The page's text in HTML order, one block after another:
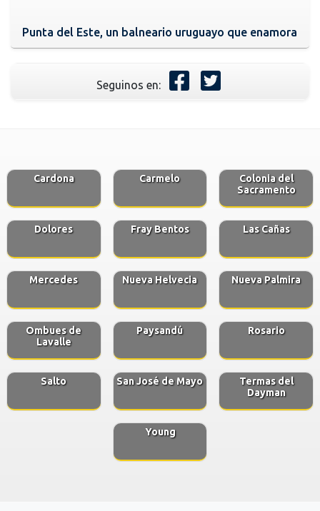
Punta del Este, un balneario uruguayo que enamora
Seguinos en:
Cardona Carmelo
Colonia del
Sacramento
Dolores Fray Bentos Las Cañas
Mercedes Nueva Helvecia Nueva Palmira
Ombues de
Lavalle
Paysandú Rosario
Salto San José de Mayo
Termas del
Dayman
Young